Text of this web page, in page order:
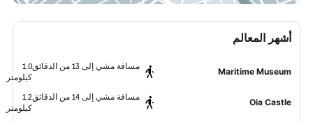
أشهر المعالم
Maritime Museum
مسافة مشي إلى 13 من الدقائق
1.0
كيلومتر
Oia Castle
مسافة مشي إلى 14 من الدقائق
1.2
كيلومتر